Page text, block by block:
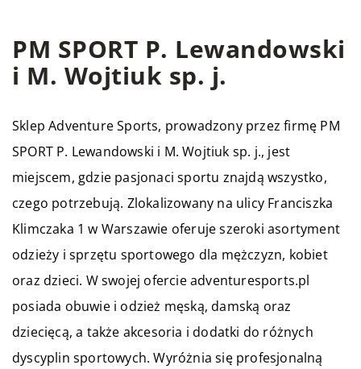
PM SPORT P. Lewandowski
i M. Wojtiuk sp. j.
Sklep Adventure Sports, prowadzony przez firmę PM
SPORT P. Lewandowski i M. Wojtiuk sp. j., jest
miejscem, gdzie pasjonaci sportu znajdą wszystko,
czego potrzebują. Zlokalizowany na ulicy Franciszka
Klimczaka 1 w Warszawie oferuje szeroki asortyment
odzieży i sprzętu sportowego dla mężczyzn, kobiet
oraz dzieci. W swojej ofercie adventuresports.pl
posiada obuwie i odzież męską, damską oraz
dziecięcą, a także akcesoria i dodatki do różnych
dyscyplin sportowych. Wyróżnia się profesjonalną